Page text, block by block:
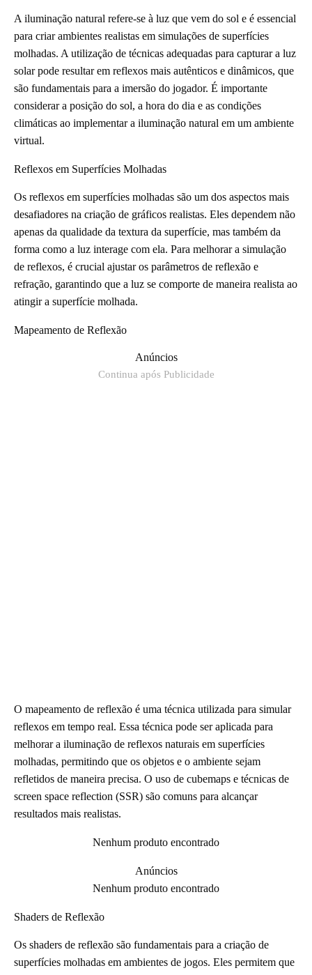
A iluminação natural refere-se à luz que vem do sol e é essencial
para criar ambientes realistas em simulações de superfícies
molhadas. A utilização de técnicas adequadas para capturar a luz
solar pode resultar em reflexos mais autênticos e dinâmicos, que
são fundamentais para a imersão do jogador. É importante
considerar a posição do sol, a hora do dia e as condições
climáticas ao implementar a iluminação natural em um ambiente
virtual.
Reflexos em Superfícies Molhadas
Os reflexos em superfícies molhadas são um dos aspectos mais
desafiadores na criação de gráficos realistas. Eles dependem não
apenas da qualidade da textura da superfície, mas também da
forma como a luz interage com ela. Para melhorar a simulação
de reflexos, é crucial ajustar os parâmetros de reflexão e
refração, garantindo que a luz se comporte de maneira realista ao
atingir a superfície molhada.
Mapeamento de Reflexão
Anúncios
Continua após Publicidade
O mapeamento de reflexão é uma técnica utilizada para simular
reflexos em tempo real. Essa técnica pode ser aplicada para
melhorar a iluminação de reflexos naturais em superfícies
molhadas, permitindo que os objetos e o ambiente sejam
refletidos de maneira precisa. O uso de cubemaps e técnicas de
screen space reflection (SSR) são comuns para alcançar
resultados mais realistas.
Nenhum produto encontrado
Anúncios
Nenhum produto encontrado
Shaders de Reflexão
Os shaders de reflexão são fundamentais para a criação de
superfícies molhadas em ambientes de jogos. Eles permitem que